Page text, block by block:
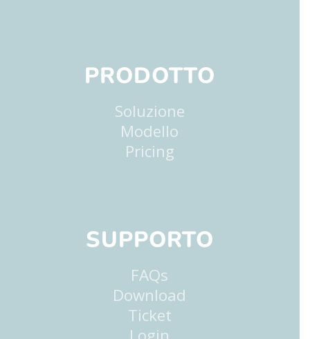
PRODOTTO
Soluzione
Modello
Pricing
SUPPORTO
FAQs
Download
Ticket